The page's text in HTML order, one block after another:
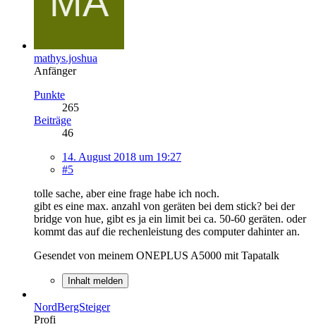
mathys.joshua
Anfänger
Punkte
265
Beiträge
46
14. August 2018 um 19:27
#5
tolle sache, aber eine frage habe ich noch.
gibt es eine max. anzahl von geräten bei dem stick? bei der
bridge von hue, gibt es ja ein limit bei ca. 50-60 geräten. oder
kommt das auf die rechenleistung des computer dahinter an.
Gesendet von meinem ONEPLUS A5000 mit Tapatalk
Inhalt melden
NordBergSteiger
Profi